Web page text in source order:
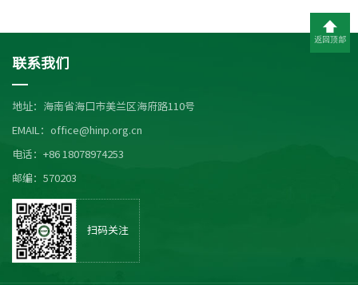
返回顶部
联系我们
地址：海南省海口市美兰区海府路110号
EMAIL：office@hinp.org.cn
电话：+86 18078974253
邮编：570203
扫码关注